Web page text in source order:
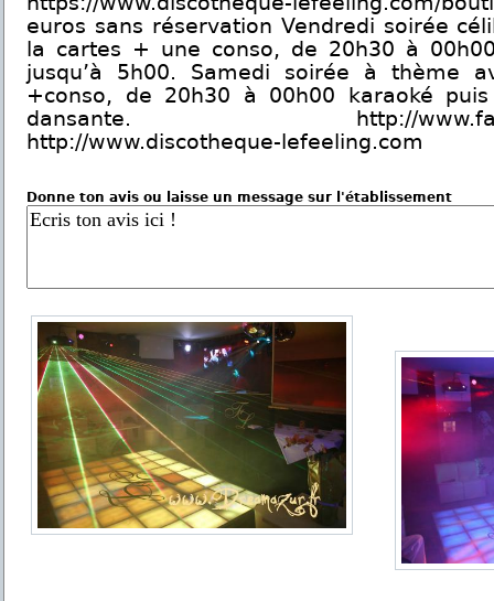
euros sans réservation Vendredi soirée
la cartes + une conso, de 20h30 à
jusqu’à 5h00. Samedi soirée à thème
+conso, de 20h30 à 00h00 karaoké puis
dansante. http://
http://www.discotheque-lefeeling.com
Donne ton avis ou laisse un message sur l'établissement